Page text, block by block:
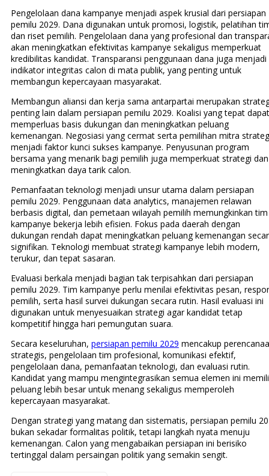
Pengelolaan dana kampanye menjadi aspek krusial dari persiapan
pemilu 2029. Dana digunakan untuk promosi, logistik, pelatihan
dan riset pemilih. Pengelolaan dana yang profesional dan
akan meningkatkan efektivitas kampanye sekaligus memperkuat
kredibilitas kandidat. Transparansi penggunaan dana juga menjadi
indikator integritas calon di mata publik, yang penting untuk
membangun kepercayaan masyarakat.
Membangun aliansi dan kerja sama antarpartai merupakan
penting lain dalam persiapan pemilu 2029. Koalisi yang tepat dapat
memperluas basis dukungan dan meningkatkan peluang
kemenangan. Negosiasi yang cermat serta pemilihan mitra
menjadi faktor kunci sukses kampanye. Penyusunan program
bersama yang menarik bagi pemilih juga memperkuat strategi dan
meningkatkan daya tarik calon.
Pemanfaatan teknologi menjadi unsur utama dalam persiapan
pemilu 2029. Penggunaan data analytics, manajemen relawan
berbasis digital, dan pemetaan wilayah pemilih memungkinkan tim
kampanye bekerja lebih efisien. Fokus pada daerah dengan
dukungan rendah dapat meningkatkan peluang kemenangan
signifikan. Teknologi membuat strategi kampanye lebih modern,
terukur, dan tepat sasaran.
Evaluasi berkala menjadi bagian tak terpisahkan dari persiapan
pemilu 2029. Tim kampanye perlu menilai efektivitas pesan,
pemilih, serta hasil survei dukungan secara rutin. Hasil evaluasi ini
digunakan untuk menyesuaikan strategi agar kandidat tetap
kompetitif hingga hari pemungutan suara.
Secara keseluruhan, persiapan pemilu 2029 mencakup
strategis, pengelolaan tim profesional, komunikasi efektif,
pengelolaan dana, pemanfaatan teknologi, dan evaluasi rutin.
Kandidat yang mampu mengintegrasikan semua elemen ini
peluang lebih besar untuk menang sekaligus memperoleh
kepercayaan masyarakat.
Dengan strategi yang matang dan sistematis, persiapan pemilu
bukan sekadar formalitas politik, tetapi langkah nyata menuju
kemenangan. Calon yang mengabaikan persiapan ini berisiko
tertinggal dalam persaingan politik yang semakin sengit.